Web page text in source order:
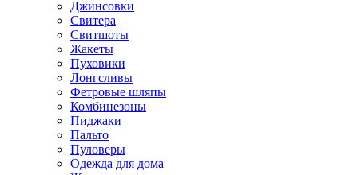
Джинсовки
Свитера
Свитшоты
Жакеты
Пуховики
Лонгсливы
Фетровые шляпы
Комбинезоны
Пиджаки
Пальто
Пуловеры
Одежда для дома